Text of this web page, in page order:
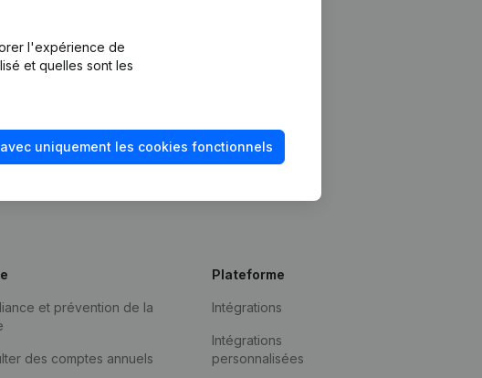
l'expérience de
et quelles sont les
uniquement les cookies fonctionnels
et prévention de la
des comptes annuels
Plateforme
Intégrations
Intégrations
personnalisées